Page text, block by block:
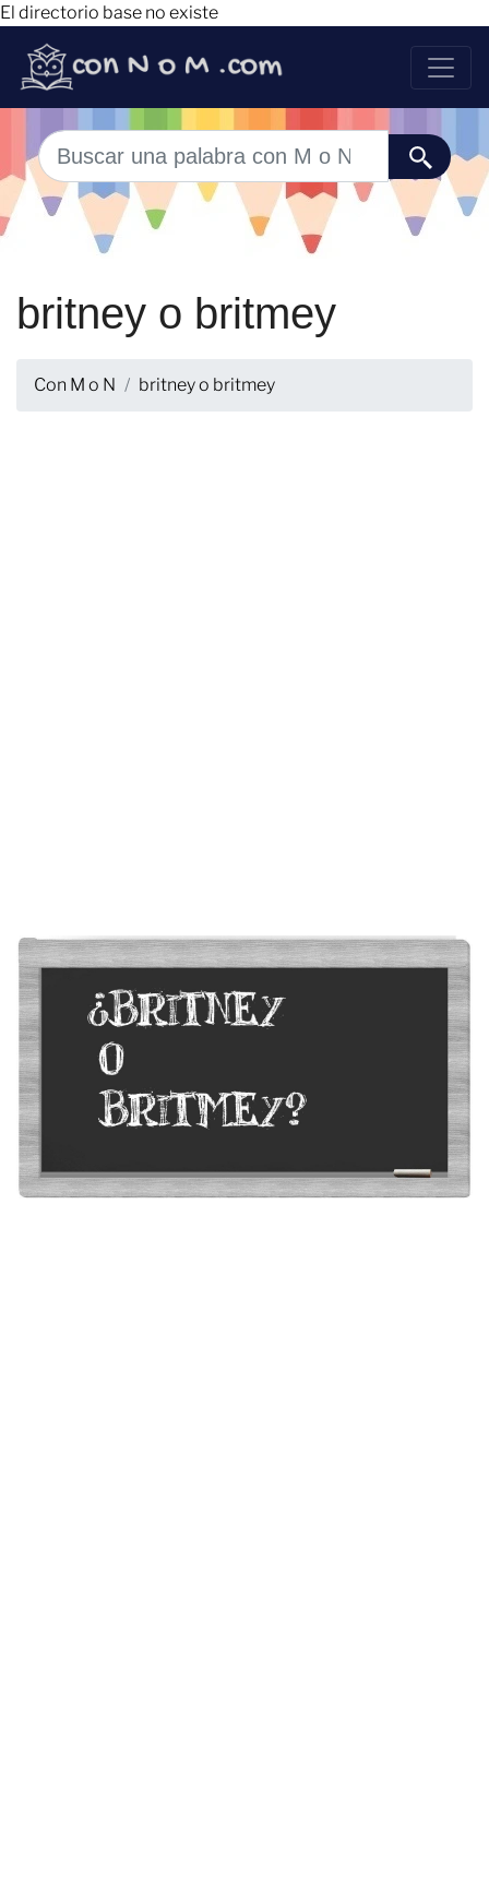
El directorio base no existe
britney o britmey
Con M o N britney o britmey